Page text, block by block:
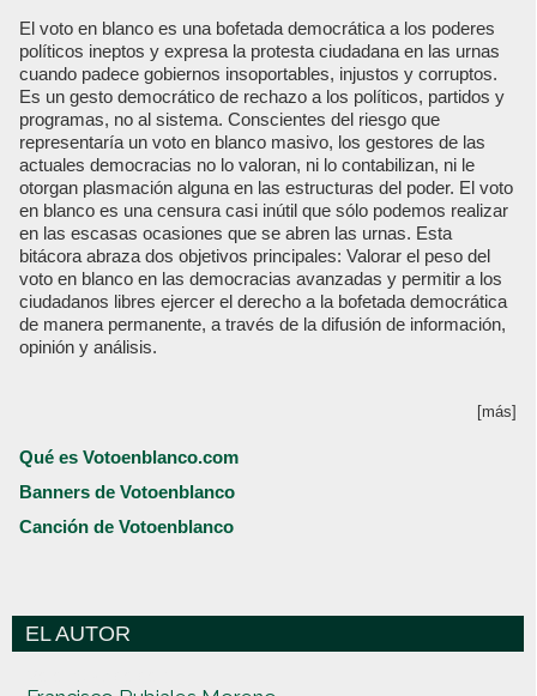
El voto en blanco es una bofetada democrática a los poderes
políticos ineptos y expresa la protesta ciudadana en las urnas
cuando padece gobiernos insoportables, injustos y corruptos.
Es un gesto democrático de rechazo a los políticos, partidos y
programas, no al sistema. Conscientes del riesgo que
representaría un voto en blanco masivo, los gestores de las
actuales democracias no lo valoran, ni lo contabilizan, ni le
otorgan plasmación alguna en las estructuras del poder. El voto
en blanco es una censura casi inútil que sólo podemos realizar
en las escasas ocasiones que se abren las urnas. Esta
bitácora abraza dos objetivos principales: Valorar el peso del
voto en blanco en las democracias avanzadas y permitir a los
ciudadanos libres ejercer el derecho a la bofetada democrática
de manera permanente, a través de la difusión de información,
opinión y análisis.
[más]
Qué es Votoenblanco.com
Banners de Votoenblanco
Canción de Votoenblanco
EL AUTOR